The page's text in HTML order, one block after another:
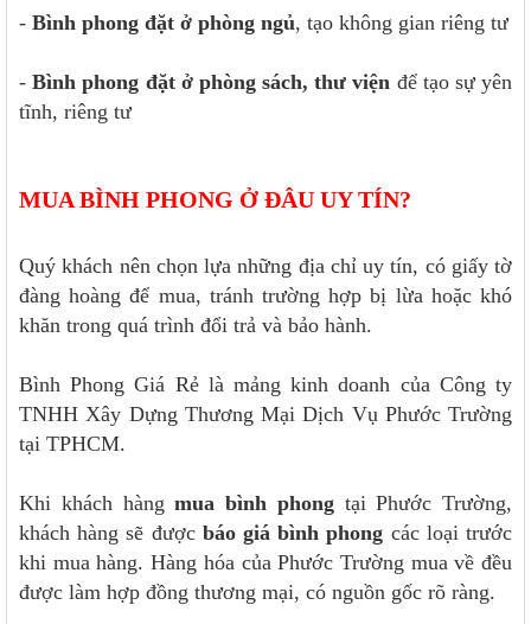
- Bình phong đặt ở phòng ngủ, tạo không gian riêng tư
-Bình phong đặt ở phòng sách, thư viện để tạo sự yên
tĩnh, riêng tư
MUA BÌNH PHONG Ở ĐÂU UY TÍN?
Quý khách nên chọn lựa những địa chỉ uy tín, có giấy tờ
đàng hoàng để mua, tránh trường hợp bị lừa hoặc khó
khăn trong quá trình đổi trả và bảo hành.
Bình Phong Giá Rẻ là mảng kinh doanh của Công ty
TNHH Xây Dựng Thương Mại Dịch Vụ Phước Trường
tại TPHCM.
Khi khách hàngmua bình phongtại Phước Trường,
khách hàng sẽ được báo giá bình phong các loại trước
khi mua hàng. Hàng hóa của Phước Trường mua về đều
được làm hợp đồng thương mại, có nguồn gốc rõ ràng.